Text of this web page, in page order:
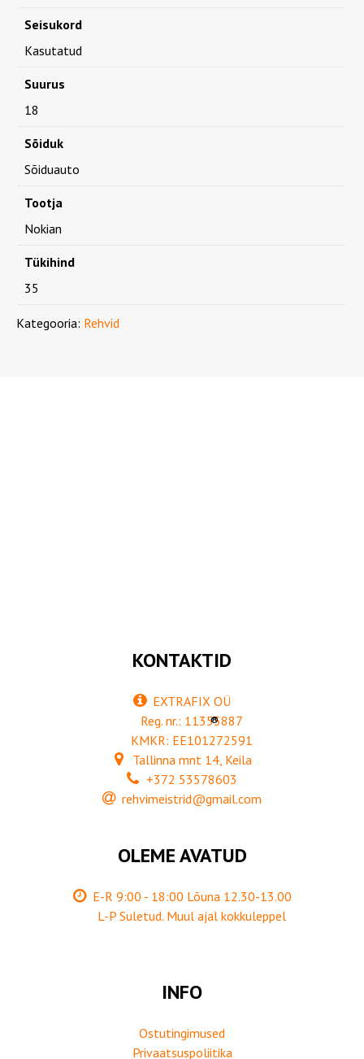
Seisukord
Kasutatud
Suurus
18
Sõiduk
Sõiduauto
Tootja
Nokian
Tükihind
35
Kategooria: Rehvid
KONTAKTID
EXTRAFIX OÜ
Reg. nr.: 11355887
KMKR: EE101272591
Tallinna mnt 14, Keila
+372 53578603
rehvimeistrid@gmail.com
OLEME AVATUD
E-R 9:00 - 18:00 Lõuna 12.30-13.00
L-P Suletud. Muul ajal kokkuleppel
INFO
Ostutingimused
Privaatsuspoliitika
®